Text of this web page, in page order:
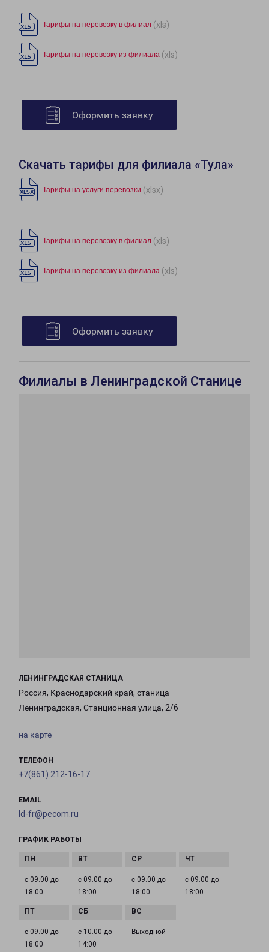
Тарифы на перевозку в филиал (xls)
Тарифы на перевозку из филиала (xls)
Оформить заявку
Скачать тарифы для филиала «Тула»
Тарифы на услуги перевозки (xlsx)
Тарифы на перевозку в филиал (xls)
Тарифы на перевозку из филиала (xls)
Оформить заявку
Филиалы в Ленинградской Станице
ЛЕНИНГРАДСКАЯ СТАНИЦА
Россия, Краснодарский край, станица
Ленинградская, Станционная улица, 2/6
на карте
ТЕЛЕФОН
+7(861) 212-16-17
EMAIL
ld-fr@pecom.ru
ГРАФИК РАБОТЫ
с 09:00 до
18:00
с 09:00 до
18:00
с 09:00 до
18:00
с 09:00 до
18:00
с 09:00 до
18:00
с 10:00 до
14:00
Выходной